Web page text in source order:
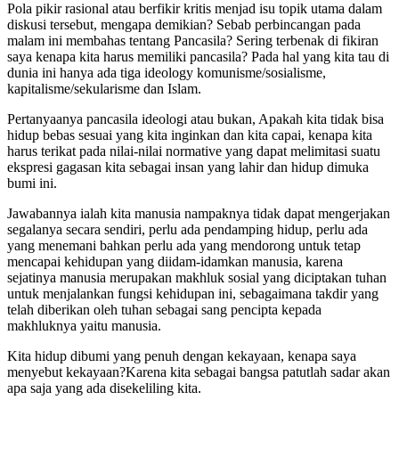
Pola pikir rasional atau berfikir kritis menjad isu topik utama dalam
diskusi tersebut, mengapa demikian? Sebab perbincangan pada
malam ini membahas tentang Pancasila? Sering terbenak di fikiran
saya kenapa kita harus memiliki pancasila? Pada hal yang kita tau di
dunia ini hanya ada tiga ideology komunisme/sosialisme,
kapitalisme/sekularisme dan Islam.
Pertanyaanya pancasila ideologi atau bukan, Apakah kita tidak bisa
hidup bebas sesuai yang kita inginkan dan kita capai, kenapa kita
harus terikat pada nilai-nilai normative yang dapat melimitasi suatu
ekspresi gagasan kita sebagai insan yang lahir dan hidup dimuka
bumi ini.
Jawabannya ialah kita manusia nampaknya tidak dapat mengerjakan
segalanya secara sendiri, perlu ada pendamping hidup, perlu ada
yang menemani bahkan perlu ada yang mendorong untuk tetap
mencapai kehidupan yang diidam-idamkan manusia, karena
sejatinya manusia merupakan makhluk sosial yang diciptakan tuhan
untuk menjalankan fungsi kehidupan ini, sebagaimana takdir yang
telah diberikan oleh tuhan sebagai sang pencipta kepada
makhluknya yaitu manusia.
Kita hidup dibumi yang penuh dengan kekayaan, kenapa saya
menyebut kekayaan?Karena kita sebagai bangsa patutlah sadar akan
apa saja yang ada disekeliling kita.